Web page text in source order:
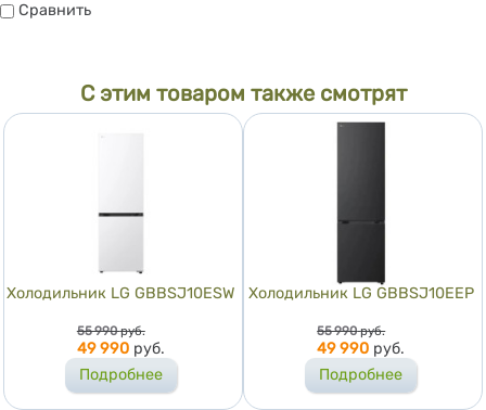
СравнитьСравнить
С этим товаром также смотрят
Холодильник LG GBBSJ10ESW
Цена
55 990 руб.
49 990 руб.
Подробнее
Холодильник LG GBBSJ10EEP
Цена
55 990 руб.
49 990 руб.
Подробнее